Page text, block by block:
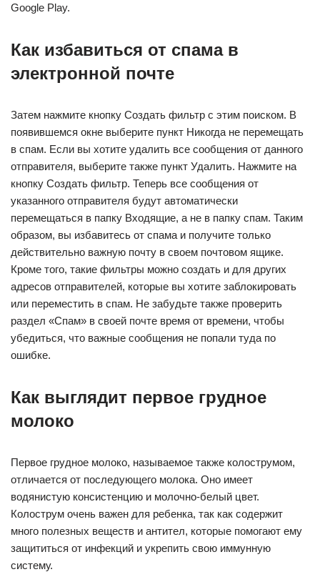
Google Play.
Как избавиться от спама в
электронной почте
Затем нажмите кнопку Создать фильтр с этим поиском. В
появившемся окне выберите пункт Никогда не перемещать
в спам. Если вы хотите удалить все сообщения от данного
отправителя, выберите также пункт Удалить. Нажмите на
кнопку Создать фильтр. Теперь все сообщения от
указанного отправителя будут автоматически
перемещаться в папку Входящие, а не в папку спам. Таким
образом, вы избавитесь от спама и получите только
действительно важную почту в своем почтовом ящике.
Кроме того, такие фильтры можно создать и для других
адресов отправителей, которые вы хотите заблокировать
или переместить в спам. Не забудьте также проверить
раздел «Спам» в своей почте время от времени, чтобы
убедиться, что важные сообщения не попали туда по
ошибке.
Как выглядит первое грудное
молоко
Первое грудное молоко, называемое также колострумом,
отличается от последующего молока. Оно имеет
водянистую консистенцию и молочно-белый цвет.
Колострум очень важен для ребенка, так как содержит
много полезных веществ и антител, которые помогают ему
защититься от инфекций и укрепить свою иммунную
систему.